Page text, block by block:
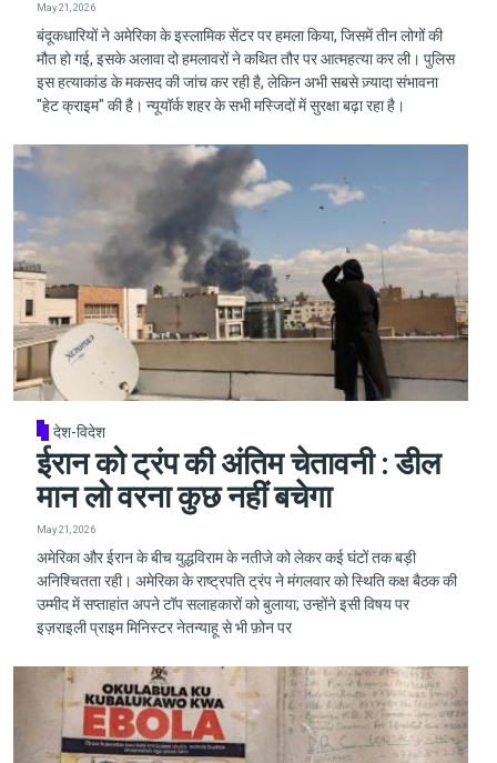
May 21, 2026
बंदूकधारियों ने अमेरिका के इस्लामिक सेंटर पर हमला किया, जिसमें तीन लोगों की
मौत हो गई, इसके अलावा दो हमलावरों ने कथित तौर पर आत्महत्या कर ली। पुलिस
इस हत्याकांड के मकसद की जांच कर रही है, लेकिन अभी सबसे ज़्यादा संभावना
"हेट क्राइम" की है। न्यूयॉर्क शहर के सभी मस्जिदों में सुरक्षा बढ़ा रहा है।
देश-विदेश
ईरान को ट्रंप की अंतिम चेतावनी : डील
मान लो वरना कुछ नहीं बचेगा
May 21, 2026
अमेरिका और ईरान के बीच युद्धविराम के नतीजे को लेकर कई घंटों तक बड़ी
अनिश्चितता रही। अमेरिका के राष्ट्रपति ट्रंप ने मंगलवार को स्थिति कक्ष बैठक की
उम्मीद में सप्ताहांत अपने टॉप सलाहकारों को बुलाया; उन्होंने इसी विषय पर
इज़राइली प्राइम मिनिस्टर नेतन्याहू से भी फ़ोन पर